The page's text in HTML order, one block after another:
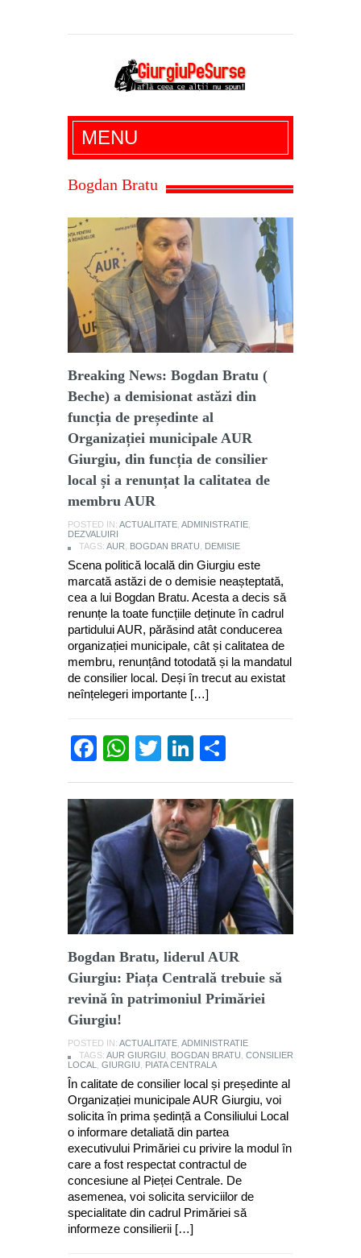
Giurgiu Pe Surse – actualitate giurgiu,
administratie giurgiu, stiri politice, social
economic, editoriale giurgiu, dezvaluiri,
MENU
Bogdan Bratu
Breaking News: Bogdan Bratu (
Beche) a demisionat astăzi din
funcția de președinte al
Organizației municipale AUR
Giurgiu, din funcția de consilier
local și a renunțat la calitatea de
membru AUR
POSTED IN: ACTUALITATE ADMINISTRATIE
DEZVALUIRI
TAGS: AUR BOGDAN BRATU DEMISIE
Scena politică locală din Giurgiu este
marcată astăzi de o demisie neașteptată,
cea a lui Bogdan Bratu. Acesta a decis să
renunțe la toate funcțiile deținute în cadrul
partidului AUR, părăsind atât conducerea
organizației municipale, cât și calitatea de
membru, renunțând totodată și la mandatul
de consilier local. Deși în trecut au existat
neînțelegeri importante […]
Facebook
WhatsApp
TwitterLinkedIn
Bogdan Bratu, liderul AUR
Giurgiu: Piața Centrală trebuie să
revină în patrimoniul Primăriei
Giurgiu!
POSTED IN: ACTUALITATE ADMINISTRATIE
TAGS: AUR GIURGIU BOGDAN BRATU CONSILIER
LOCAL
GIURGIU PIATA CENTRALA
În calitate de consilier local și președinte al
Organizației municipale AUR Giurgiu, voi
solicita în prima ședință a Consiliului Local
o informare detaliată din partea
executivului Primăriei cu privire la modul în
care a fost respectat contractul de
concesiune al Pieței Centrale. De
asemenea, voi solicita serviciilor de
specialitate din cadrul Primăriei să
informeze consilierii […]